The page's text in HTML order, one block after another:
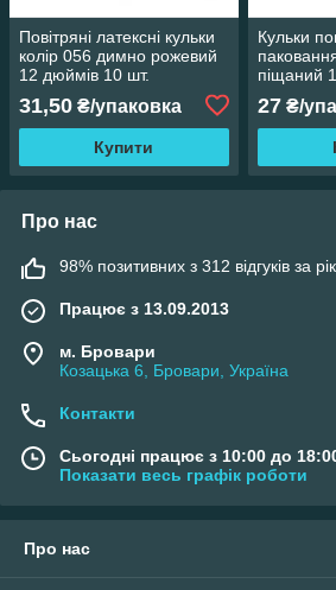
Повітряні латексні кульки
колір 056 димно рожевий
12 дюймів 10 шт.
31,50 ₴/упаковка
Купити
Кульки
піщаний
27₴/
Про нас
98% позитивних з 312 відгуків за рік
Працює з 13.09.2013
м. Бровари
Козацька 6, Бровари, Україна
Контакти
Сьогодні працює з 10:00 до
Показати весь графік роботи
Про нас